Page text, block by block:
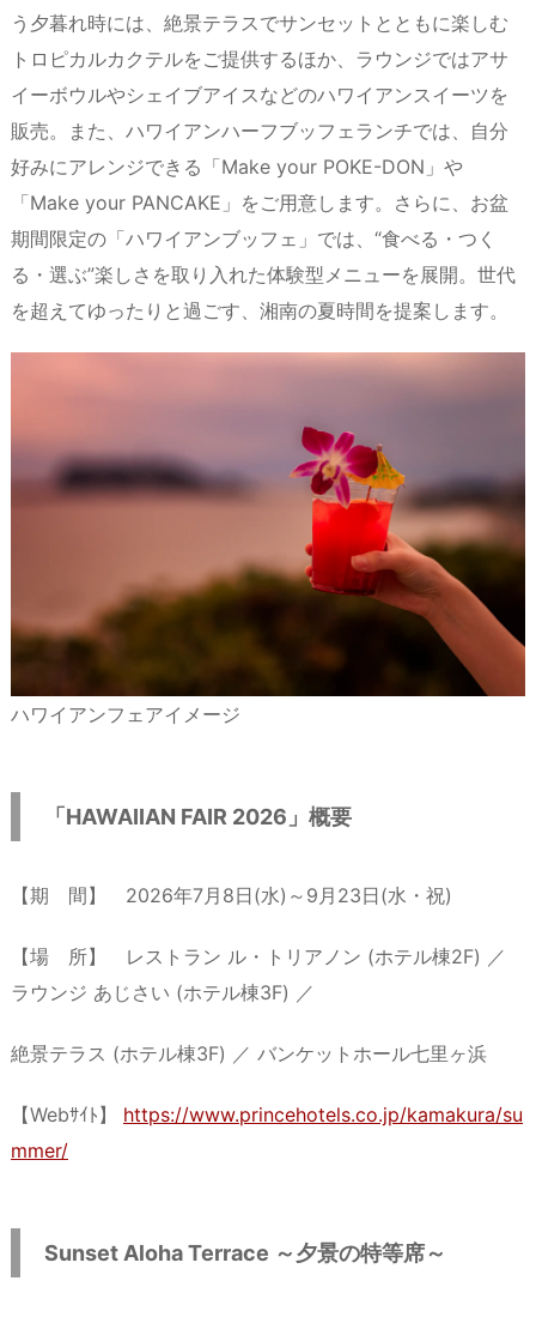
う夕暮れ時には、絶景テラスでサンセットとともに楽しむ
トロピカルカクテルをご提供するほか、ラウンジではアサ
イーボウルやシェイブアイスなどのハワイアンスイーツを
販売。また、ハワイアンハーフブッフェランチでは、自分
好みにアレンジできる「Make your POKE-DON」や
「Make your PANCAKE」をご用意します。さらに、お盆
期間限定の「ハワイアンブッフェ」では、“食べる・つく
る・選ぶ”楽しさを取り入れた体験型メニューを展開。世代
を超えてゆったりと過ごす、湘南の夏時間を提案します。
ハワイアンフェアイメージ
「HAWAIIAN FAIR 2026」概要
【期 間】 2026年7月8日(水)～9月23日(水・祝)
【場 所】 レストラン ル・トリアノン (ホテル棟2F) ／
ラウンジ あじさい (ホテル棟3F) ／
絶景テラス (ホテル棟3F) ／ バンケットホール七里ヶ浜
【Webｻｲﾄ】 https://www.princehotels.co.jp/kamakura/su
mmer/
Sunset Aloha Terrace ～夕景の特等席～